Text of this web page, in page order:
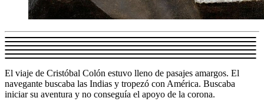
El viaje de Cristóbal Colón estuvo lleno de pasajes amargos. El
navegante buscaba las Indias y tropezó con América. Buscaba
iniciar su aventura y no conseguía el apoyo de la corona.